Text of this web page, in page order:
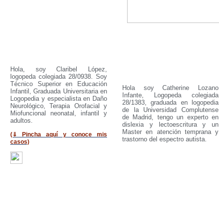
Hola, soy Claribel López,
logopeda colegiada 28/0938. Soy
Técnico Superior en Educación
Infantil, Graduada Universitaria en
Logopedia y especialista en Daño
Neurológico, Terapia Orofacial y
Miofuncional neonatal, infantil y
adultos.
(⇓ Pincha aquí y conoce mis
casos)
Hola soy Catherine Lozano
Infante, Logopeda colegiada
28/1383, graduada en logopedia
de la Universidad Complutense
de Madrid, tengo un experto en
dislexia y lectoescritura y un
Master en atención temprana y
trastorno del espectro autista.